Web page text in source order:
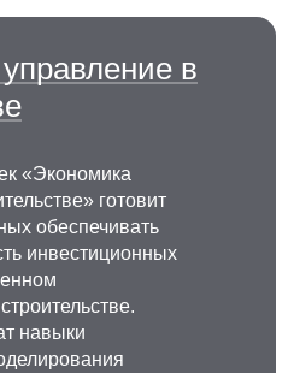
в
«Экономика
готовит
обеспечивать
инвестиционных
навыки